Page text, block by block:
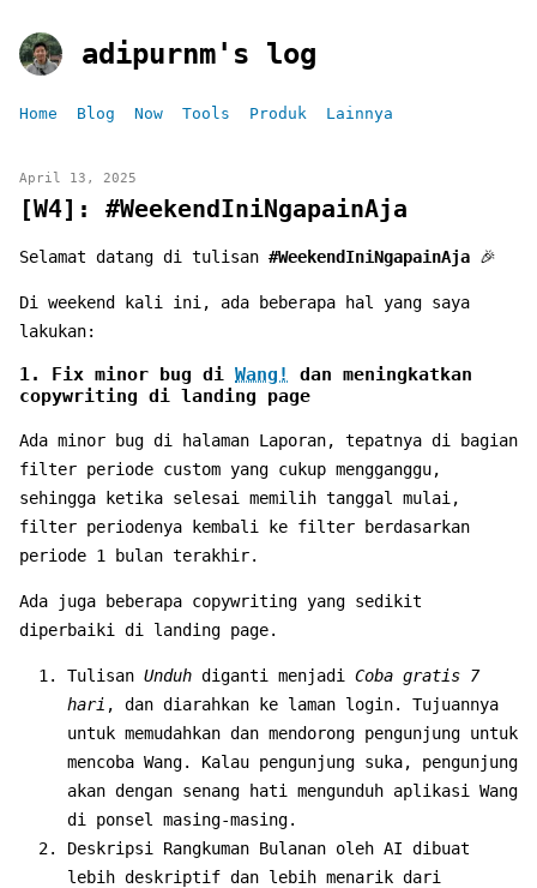
adipurnm's log
Home Blog Now Tools Produk Lainnya
April 13, 2025
[W4]: #WeekendIniNgapainAja
Selamat datang di tulisan #WeekendIniNgapainAja 🎉
Di weekend kali ini, ada beberapa hal yang saya
lakukan:
1. Fix minor bug di Wang!
dan meningkatkan
copywriting di landing page
Ada minor bug di halaman Laporan, tepatnya di bagian
filter periode custom yang cukup mengganggu,
sehingga ketika selesai memilih tanggal mulai,
filter periodenya kembali ke filter berdasarkan
periode 1 bulan terakhir.
Ada juga beberapa copywriting yang sedikit
diperbaiki di landing page.
Tulisan Unduh diganti menjadi Coba gratis 7
hari , dan diarahkan ke laman login. Tujuannya
untuk memudahkan dan mendorong pengunjung untuk
mencoba Wang. Kalau pengunjung suka, pengunjung
akan dengan senang hati mengunduh aplikasi Wang
di ponsel masing-masing.
Deskripsi Rangkuman Bulanan oleh AI dibuat
lebih deskriptif dan lebih menarik dari